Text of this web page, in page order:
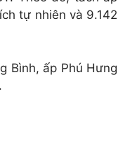
tự nhiên và 9.142
Bình, ấp Phú Hưng